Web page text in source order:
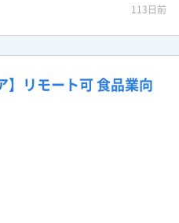
113日前
】リモート可 食品業向